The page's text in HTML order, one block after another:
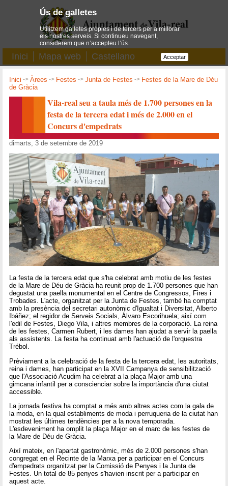
Inici Mapa web Castellano
Inici ->Àrees -> Festes ->Junta de Festes -> Festes de la Mare de Déu
de Gràcia
Vila-real seu a taula més de 1.700 persones en la
festa de la tercera edat i més de 2.000 en el
Concurs d'empedrats
dimarts, 3 de setembre de 2019
La festa de la tercera edat que s'ha celebrat amb motiu de les festes
de la Mare de Déu de Gràcia ha reunit prop de 1.700 persones que han
degustat una paella monumental en el Centre de Congressos, Fires i
Trobades. L'acte, organitzat per la Junta de Festes, també ha comptat
amb la presència del secretari autonòmic d'Igualtat i Diversitat, Alberto
Ibáñez; el regidor de Serveis Socials, Álvaro Escorihuela; així com
l'edil de Festes, Diego Vila, i altres membres de la corporació. La reina
de les festes, Carmen Rubert, i les dames han ajudat a servir la paella
als assistents. La festa ha continuat amb l'actuació de l'orquestra
Trébol.
Prèviament a la celebració de la festa de la tercera edat, les autoritats,
reina i dames, han participat en la XVII Campanya de sensibilització
que l'Associació Acudim ha celebrat a la plaça Major amb una
gimcana infantil per a conscienciar sobre la importància d'una ciutat
accessible.
La jornada festiva ha comptat a més amb altres actes com la gala de
la moda, en la qual establiments de moda i perruqueria de la ciutat han
mostrat les últimes tendències per a la nova temporada.
L'esdeveniment ha omplit la plaça Major en el marc de les festes de
la Mare de Déu de Gràcia.
Així mateix, en l'apartat gastronòmic, més de 2.000 persones s'han
congregat en el Recinte de la Marxa per a participar en el Concurs
d'empedrats organitzat per la Comissió de Penyes i la Junta de
Festes. Un total de 85 penyes s'havien inscrit per a participar en
aquest acte.
Ús de galletes
Utilitzem galletes pròpies i de tercers per a millorar
els nostres serveis. Si continueu navegant,
considerem que n’accepteu l’ús.
Acceptar